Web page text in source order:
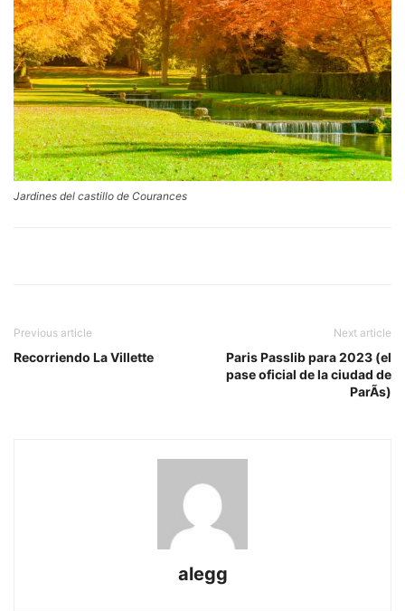
Jardines del castillo de Courances
Previous article
Recorriendo La Villette
Next article
Paris Passlib para 2023 (el
pase oficial de la ciudad de
ParÃ­s)
alegg